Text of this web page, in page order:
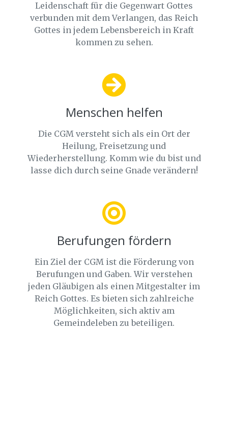
Leidenschaft für die Gegenwart Gottes
verbunden mit dem Verlangen, das Reich
Gottes in jedem Lebensbereich in Kraft
kommen zu sehen.
Menschen helfen
Die CGM versteht sich als ein Ort der
Heilung, Freisetzung und
Wiederherstellung. Komm wie du bist und
lasse dich durch seine Gnade verändern!
Berufungen fördern
Ein Ziel der CGM ist die Förderung von
Berufungen und Gaben. Wir verstehen
jeden Gläubigen als einen Mitgestalter im
Reich Gottes. Es bieten sich zahlreiche
Möglichkeiten, sich aktiv am
Gemeindeleben zu beteiligen.